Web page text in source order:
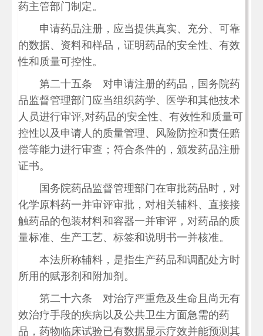
药主管部门制定。
申请药品注册，应当提供真实、充分、可靠
的数据、资料和样品，证明药品的安全性、有效
性和质量可控性。
第二十五条 对申请注册的药品，国务院药
品监督管理部门应当组织药学、医学和其他技术
人员进行审评,对药品的安全性、有效性和质量可
控性以及申请人的质量管理、风险防控和责任赔
偿等能力进行审查；符合条件的，颁发药品注册
证书。
国务院药品监督管理部门在审批药品时，对
化学原料药一并审评审批，对相关辅料、直接接
触药品的包装材料和容器一并审评，对药品的质
量标准、生产工艺、标签和说明书一并核准。
本法所称辅料，是指生产药品和调配处方时
所用的赋形剂和附加剂。
第二十六条 对治疗严重危及生命且尚无有
效治疗手段的疾病以及公共卫生方面急需的药
品，药物临床试验已有数据显示疗效并能预测其